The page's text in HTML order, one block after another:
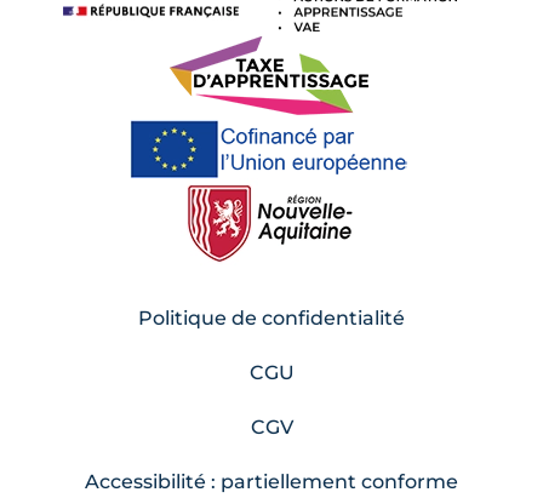
Politique de confidentialité
CGU
CGV
Accessibilité : partiellement conforme